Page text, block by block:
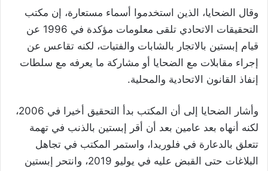
وقال الضحايا، الذين استخدموا أسماء مستعارة، إن مكتب
التحقيقات الاتحادي تلقى معلومات مؤكدة في 1996 عن
قيام إبستين بالاتجار بالشابات والفتيات، لكنه تقاعس عن
إجراء مقابلات مع الضحايا أو مشاركة ما يعرفه مع سلطات
إنفاذ القانون الاتحادية والمحلية.
وأشار الضحايا إلى أن المكتب بدأ التحقيق أخيرا في 2006،
لكنه أنهاه بعد عامين بعد أن أقر إبستين بالذنب في تهمة
تتعلق بالدعارة في فلوريدا، واستمر المكتب في تجاهل
البلاغات حتى القبض عليه في يوليو 2019، وانتحر إبستين